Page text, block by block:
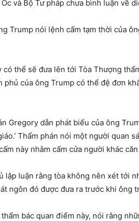
và Bộ Tư pháp chưa bình luận về
Trump nói lệnh cấm tạm thời của
có thể sẽ đưa lên tới Tòa Thượng
phủ của ông Trump có thể đệ đơn
Gregory dẫn phát biểu của ông
Thẩm phán nói một người quan
này nhằm cấm cửa người khác
lập luận rằng tòa không nên xét tới
ngôn đó được đưa ra trước khi ông
bác quan điểm này, nói rằng